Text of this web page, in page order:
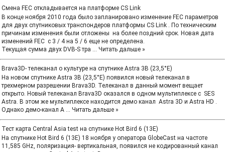
Смена FEC откладывается на платформе CS Link
В конце ноября 2010 года было запланировано изменение FEC параметров
для двух спутниковых транспондеров платформы CS Link . По техническим
причинам изменения были отложены на более поздний срок. Новая дата
изменений FEC с 3 / 4 на 5 / 6 еще не определена.
Текущая сумма двух DVB-S тра ... Читать дальше »
Brava3D- телеканал о культуре на спутнике Astra 3B (23,5°E)
На новом спутнике Astra 3B (23,5°E) появился новый телеканал в
трехмерном разрешении Brava3D. Телеканал в данный момент вещает
открыто. Новый телеканал Brava3D оказался в одном мультиплексе с SES
Astra. В этом же мультиплексе находится демо канал Astra 3D и Astra HD .
Однако демо-канал A ... Читать дальше »
Тест карта Central Asia test на спутнике Hot Bird 6 (13E)
На спутнике Hot Bird 6 (13E) 18 ноября у оператора GlobeCast на частоте
11,585 GHz, поляризация- вертикальная, появился не кодированный канал